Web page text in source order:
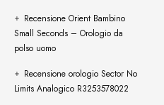
Recensione Orient Bambino
Small Seconds – Orologio da
polso uomo
Recensione orologio Sector No
Limits Analogico R3253578022